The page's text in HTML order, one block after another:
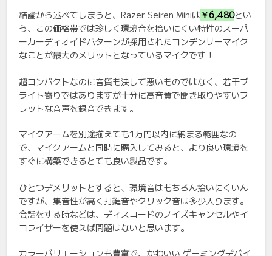
結論から述べてしまうと、Razer Seiren Miniは ￥6,480とい
う、この価格帯では珍しく環境音を拾いにくい特性のスーパ
ーカーディオイドパターンが採用されたコンデンサーマイク
なことが最大のメリットとなっているマイクです！
超コンパクトなのに音質も決して悪いものではなく、若干ブ
ライト寄りではありますが十分に高音質で聞き取りやすいフ
ラットな音声を録音できます。
マイクアームを別途揃えても1万円以内に納まる範囲なの
で、マイクアームと同時に購入してみると、より良い環境を
すぐに構築できるとても良い製品です。
ひとつデメリットとすると、環境音はもちろん拾いにくいん
ですが、集音性が高く打鍵音やクリック音は多少入ります。
会話をする時などは、ディスコードのノイズキャンセルやイ
コライザーを使えば問題はないと思います。
カラーバリエーションも豊富で、かわいい ゲーミングデバイ